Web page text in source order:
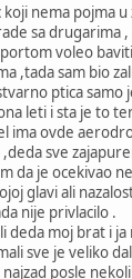
koji nema pojma
sa drugarima
voleo
,tada sam bio
ptica samo
leti i sta je to
ima ovde
sve
da je ocekivao
glavi ali
nije privlacilo .
deda moj brat i
sve je veliko
posle